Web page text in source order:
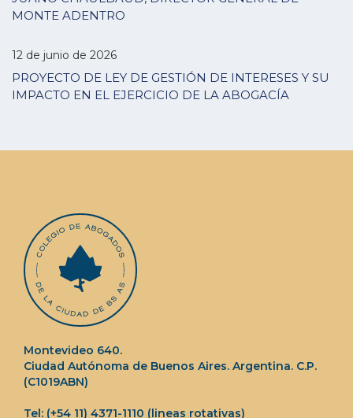
MONTE ADENTRO
12 de junio de 2026
PROYECTO DE LEY DE GESTIÓN DE INTERESES Y SU
IMPACTO EN EL EJERCICIO DE LA ABOGACÍA
Montevideo 640.
Ciudad Autónoma de Buenos Aires. Argentina. C.P.
(C1019ABN)
Tel: (+54 11) 4371-1110 (lineas rotativas)